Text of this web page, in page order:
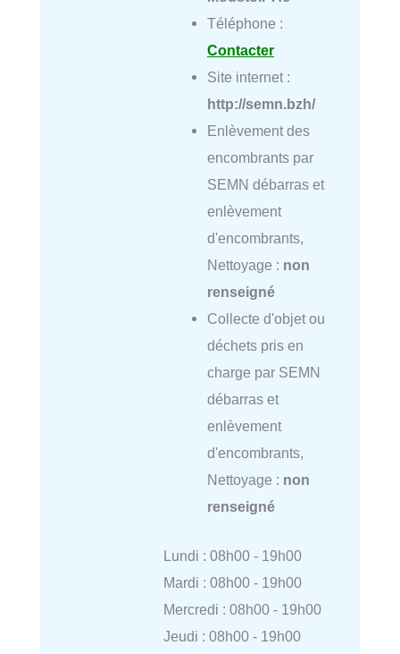
Téléphone :
Contacter
Site internet :
http://semn.bzh/
Enlèvement des
encombrants par
SEMN débarras et
enlèvement
d'encombrants,
Nettoyage : non
renseigné
Collecte d'objet ou
déchets pris en
charge par SEMN
débarras et
enlèvement
d'encombrants,
Nettoyage : non
renseigné
Lundi : 08h00 - 19h00
Mardi : 08h00 - 19h00
Mercredi : 08h00 - 19h00
Jeudi : 08h00 - 19h00